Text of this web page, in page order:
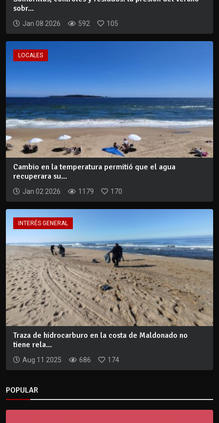
sobr...
Jan 08 2026 592 105
LOCALES
Cambio en la temperatura permitió que el agua
recuperara su...
Jan 02 2026 1179 170
INTERÉS GENERAL
Traza de hidrocarburo en la costa de Maldonado no
tiene rela...
Aug 11 2025 686 174
POPULAR